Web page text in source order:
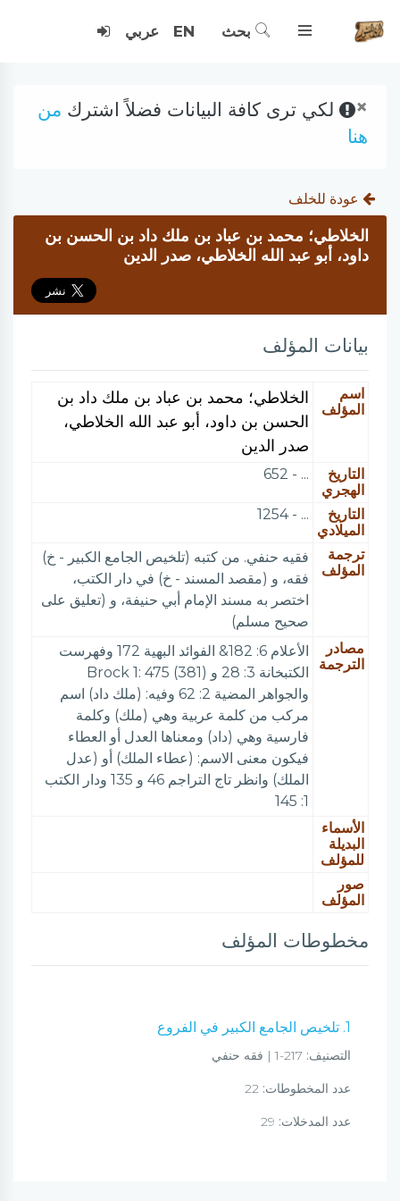
بحث EN عربي
× لكي ترى كافة البيانات فضلاً اشترك من
هنا
عودة للخلف
الخلاطي؛ محمد بن عباد بن ملك داد بن الحسن بن
داود، أبو عبد الله الخلاطي، صدر الدين
بيانات المؤلف
اسم
المؤلف
الخلاطي؛ محمد بن عباد بن ملك داد بن
الحسن بن داود، أبو عبد الله الخلاطي،
صدر الدين
التاريخ
الهجري
... - 652
التاريخ
الميلادي
... - 1254
ترجمة
المؤلف
فقيه حنفي. من كتبه (تلخيص الجامع الكبير - خ)
فقه، و (مقصد المسند - خ) في دار الكتب،
اختصر به مسند الإمام أبي حنيفة، و (تعليق على
صحيح مسلم)
مصادر
الترجمة
الأعلام 6: 182& الفوائد البهية 172 وفهرست
الكتبخانة 3: 28 و Brock 1: 475 (381)
والجواهر المضية 2: 62 وفيه: (ملك داد) اسم
مركب من كلمة عربية وهي (ملك) وكلمة
فارسية وهي (داد) ومعناها العدل أو العطاء
فيكون معنى الاسم: (عطاء الملك) أو (عدل
الملك) وانظر تاج التراجم 46 و 135 ودار الكتب
1: 145
الأسماء
البديلة
للمؤلف
صور
المؤلف
مخطوطات المؤلف
1. تلخيص الجامع الكبير في الفروع
التصنيف:
عدد المخطوطات:
عدد المدخلات: